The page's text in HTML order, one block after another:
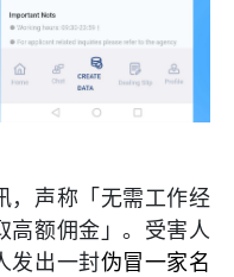
，声称「无需工作经
高额佣金」。受害人
发出一封伪冒一家名